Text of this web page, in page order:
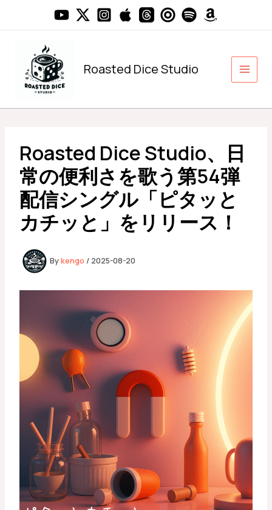
Roasted Dice Studio
Roasted Dice Studio、日
常の便利さを歌う第54弾
配信シングル「ピタッと
カチッと」をリリース！
Bykengo / 2025-08-20